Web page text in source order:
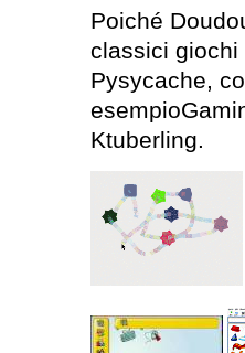
Poiché
classici giochi
Pysycache,
Ktuberling.